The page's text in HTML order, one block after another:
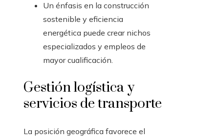
Un énfasis en la construcción
sostenible y eficiencia
energética puede crear nichos
especializados y empleos de
mayor cualificación.
Gestión logística y
servicios de transporte
La posición geográfica favorece el